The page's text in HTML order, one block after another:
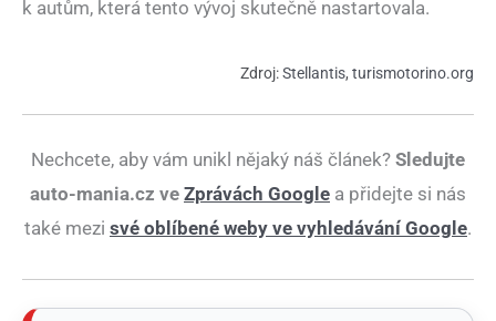
k autům, která tento vývoj skutečně nastartovala.
Zdroj:Stellantis, turismotorino.org
Nechcete, aby vám unikl nějaký náš článek? Sledujte
auto-mania.cz ve Zprávách Google a přidejte si nás
také mezi své oblíbené weby ve vyhledávání Google.